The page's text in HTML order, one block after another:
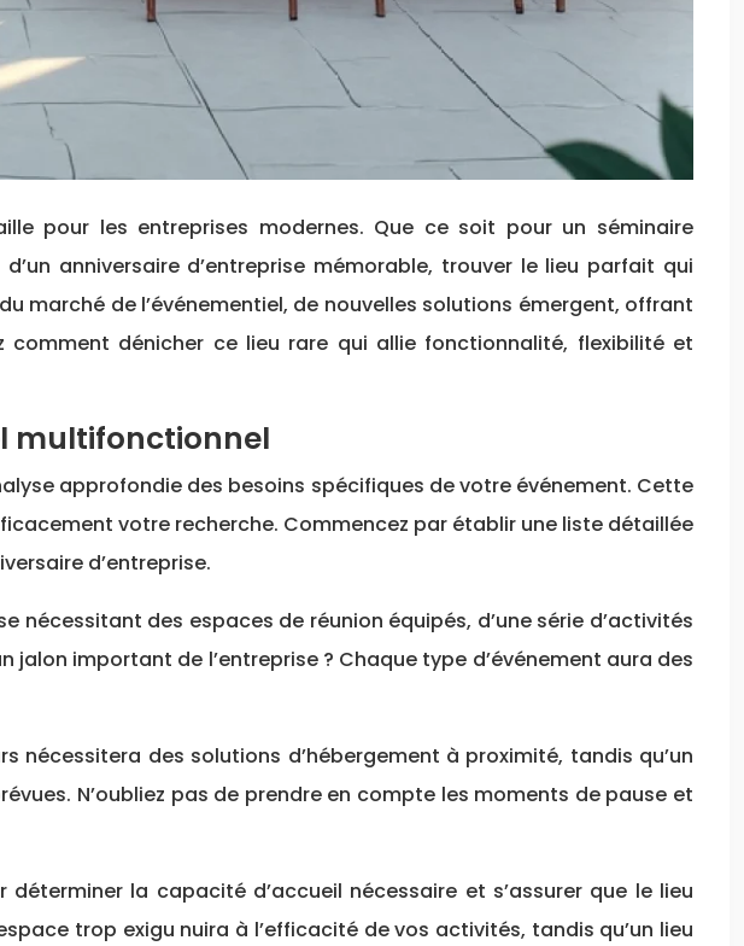
anniversaire d’entreprise mémorable, trouver le lieu parfait qui
marché de l’événementiel, de nouvelles solutions émergent, offrant
comment dénicher ce lieu rare qui allie fonctionnalité, flexibilité et
multifonctionnel
approfondie des besoins spécifiques de votre événement. Cette
votre recherche. Commencez par établir une liste détaillée
d’entreprise.
nécessitant des espaces de réunion équipés, d’une série d’activités
jalon important de l’entreprise ? Chaque type d’événement aura des
nécessitera des solutions d’hébergement à proximité, tandis qu’un
N’oubliez pas de prendre en compte les moments de pause et
la capacité d’accueil nécessaire et s’assurer que le lieu
trop exigu nuira à l’efficacité de vos activités, tandis qu’un lieu